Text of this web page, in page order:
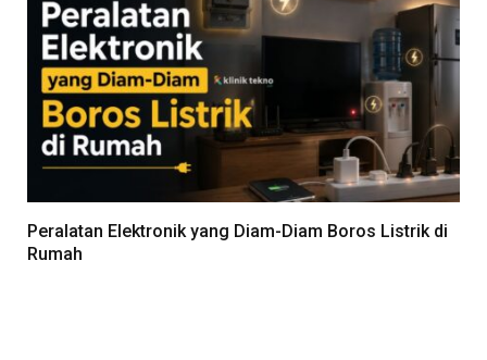
Peralatan Elektronik yang Diam-Diam Boros Listrik di
Rumah